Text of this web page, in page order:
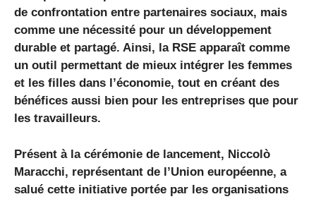
de confrontation entre partenaires sociaux, mais
comme une nécessité pour un développement
durable et partagé. Ainsi, la RSE apparaît comme
un outil permettant de mieux intégrer les femmes
et les filles dans l’économie, tout en créant des
bénéfices aussi bien pour les entreprises que pour
les travailleurs.
Présent à la cérémonie de lancement, Niccolò
Maracchi, représentant de l’Union européenne, a
salué cette initiative portée par les organisations